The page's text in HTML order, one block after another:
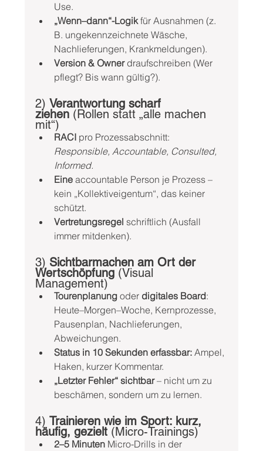
Use.
„Wenn–dann“-Logik für Ausnahmen (z.
B. ungekennzeichnete Wäsche,
Nachlieferungen, Krankmeldungen).
Version & Owner draufschreiben (Wer
pflegt? Bis wann gültig?).
2) Verantwortung scharf
ziehen (Rollen statt „alle machen
mit“)
RACI pro Prozessabschnitt:
Responsible, Accountable, Consulted,
Informed.
Eine accountable Person je Prozess –
kein „Kollektiveigentum“, das keiner
schützt.
Vertretungsregel schriftlich (Ausfall
immer mitdenken).
3) Sichtbarmachen am Ort der
Wertschöpfung (Visual
Management)
Tourenplanung oder digitales Board:
Heute–Morgen–Woche, Kernprozesse,
Pausenplan, Nachlieferungen,
Abweichungen.
Status in 10 Sekunden erfassbar: Ampel,
Haken, kurzer Kommentar.
„Letzter Fehler“ sichtbar – nicht um zu
beschämen, sondern um zu lernen.
4) Trainieren wie im Sport: kurz,
häufig, gezielt (Micro-Trainings)
2–5 Minuten Micro-Drills in der